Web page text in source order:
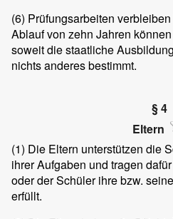
(6) Prüfungsarbeiten
Ablauf von zehn Jahren
soweit die staatliche
nichts anderes bestimmt.
§ 4
Eltern
(1) Die Eltern unterstützen die
ihrer Aufgaben und tragen
oder der Schüler ihre bzw.
erfüllt.